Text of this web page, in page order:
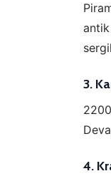
antik
3.
4.